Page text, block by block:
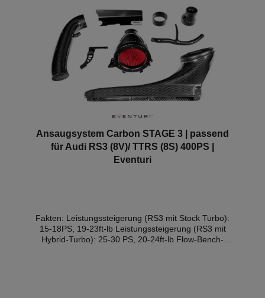
Ansaugsystem Carbon STAGE 3 | passend
für Audi RS3 (8V)/ TTRS (8S) 400PS |
Eventuri
Fakten: Leistungssteigerung (RS3 mit Stock Turbo):
15-18PS, 19-23ft-lb Leistungssteigerung (RS3 mit
Hybrid-Turbo): 25-30 PS, 20-24ft-lb Flow-Bench-